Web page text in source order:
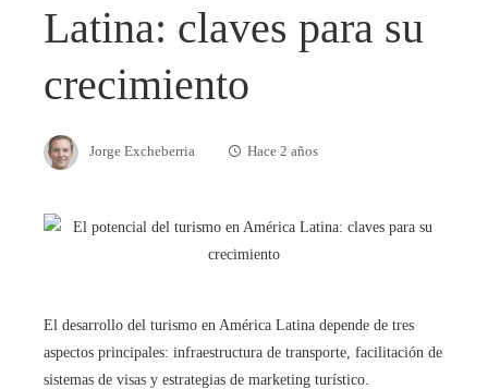
Latina: claves para su
crecimiento
Jorge Excheberria Hace 2 años
El desarrollo del turismo en América Latina depende de tres
aspectos principales: infraestructura de transporte, facilitación de
sistemas de visas y estrategias de marketing turístico.